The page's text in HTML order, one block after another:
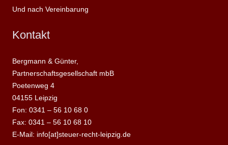
Und nach Vereinbarung
Kontakt
Bergmann & Günter,
Partnerschaftsgesellschaft mbB
Poetenweg 4
04155 Leipzig
Fon: 0341 – 56 10 68 0
Fax: 0341 – 56 10 68 10
E-Mail: info[at]steuer-recht-leipzig.de